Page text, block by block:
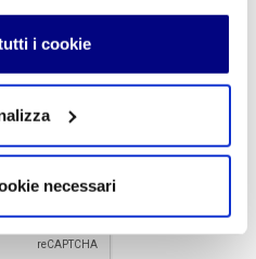
i cookie
necessari
dei